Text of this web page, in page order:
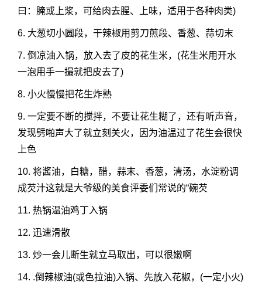
曰：腌或上浆，可给肉去腥、上味，适用于各种肉类)
6. 大葱切小圆段，干辣椒用剪刀煎段、香葱、蒜切末
7. 倒凉油入锅，放入去了皮的花生米，(花生米用开水
一泡用手一撮就把皮去了)
8. 小火慢慢把花生炸熟
9. 一定要不断的搅拌，不要让花生糊了，还有听声音，
发现劈啪声大了就立刻关火，因为油温过了花生会很快
上色
10. 将酱油，白糖，醋，蒜末、香葱，清汤，水淀粉调
成芡汁这就是大爷级的美食评委们常说的“碗芡
11. 热锅温油鸡丁入锅
12. 迅速滑散
13. 炒一会儿断生就立马取出，可以很嫩啊
14. .倒辣椒油(或色拉油)入锅、先放入花椒，(一定小火)